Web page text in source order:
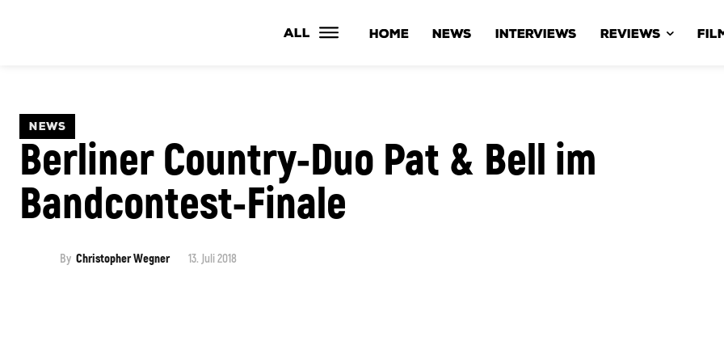
ALL HOME NEWS INTERVIEWS REVIEWS
NEWS
Berliner Country-Duo Pat & Bell im
Bandcontest-Finale
By Christopher Wegner 13. Juli 2018